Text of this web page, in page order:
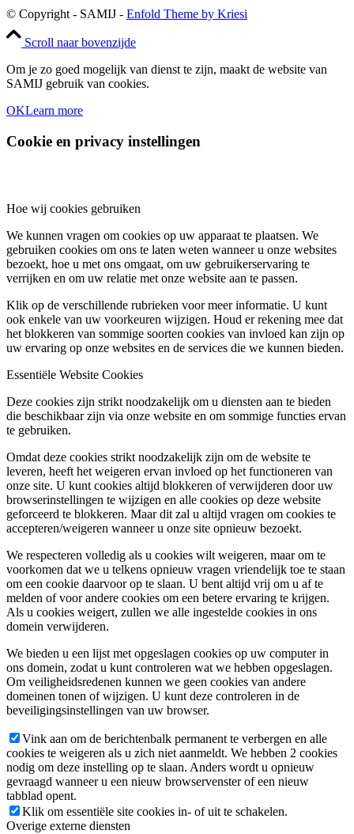
© Copyright - SAMIJ - Enfold Theme by Kriesi
Scroll naar bovenzijde
Om je zo goed mogelijk van dienst te zijn, maakt de website van
SAMIJ gebruik van cookies.
OKLearn more
Cookie en privacy instellingen
Hoe wij cookies gebruiken
We kunnen vragen om cookies op uw apparaat te plaatsen. We
gebruiken cookies om ons te laten weten wanneer u onze websites
bezoekt, hoe u met ons omgaat, om uw gebruikerservaring te
verrijken en om uw relatie met onze website aan te passen.
Klik op de verschillende rubrieken voor meer informatie. U kunt
ook enkele van uw voorkeuren wijzigen. Houd er rekening mee dat
het blokkeren van sommige soorten cookies van invloed kan zijn op
uw ervaring op onze websites en de services die we kunnen bieden.
Essentiële Website Cookies
Deze cookies zijn strikt noodzakelijk om u diensten aan te bieden
die beschikbaar zijn via onze website en om sommige functies ervan
te gebruiken.
Omdat deze cookies strikt noodzakelijk zijn om de website te
leveren, heeft het weigeren ervan invloed op het functioneren van
onze site. U kunt cookies altijd blokkeren of verwijderen door uw
browserinstellingen te wijzigen en alle cookies op deze website
geforceerd te blokkeren. Maar dit zal u altijd vragen om cookies te
accepteren/weigeren wanneer u onze site opnieuw bezoekt.
We respecteren volledig als u cookies wilt weigeren, maar om te
voorkomen dat we u telkens opnieuw vragen vriendelijk toe te staan
om een cookie daarvoor op te slaan. U bent altijd vrij om u af te
melden of voor andere cookies om een betere ervaring te krijgen.
Als u cookies weigert, zullen we alle ingestelde cookies in ons
domein verwijderen.
We bieden u een lijst met opgeslagen cookies op uw computer in
ons domein, zodat u kunt controleren wat we hebben opgeslagen.
Om veiligheidsredenen kunnen we geen cookies van andere
domeinen tonen of wijzigen. U kunt deze controleren in de
beveiligingsinstellingen van uw browser.
Vink aan om de berichtenbalk permanent te verbergen en alle
cookies te weigeren als u zich niet aanmeldt. We hebben 2 cookies
nodig om deze instelling op te slaan. Anders wordt u opnieuw
gevraagd wanneer u een nieuw browservenster of een nieuw
tabblad opent.
Klik om essentiële site cookies in- of uit te schakelen.
Overige externe diensten